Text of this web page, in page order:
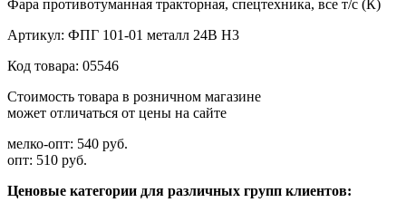
Фара противотуманная тракторная, спецтехника, все т/с (К)
Артикул: ФПГ 101-01 металл 24В H3
Код товара: 05546
Стоимость товара в розничном магазине
может отличаться от цены на сайте
мелко-опт: 540 руб.
опт: 510 руб.
Ценовые категории для различных групп клиентов: